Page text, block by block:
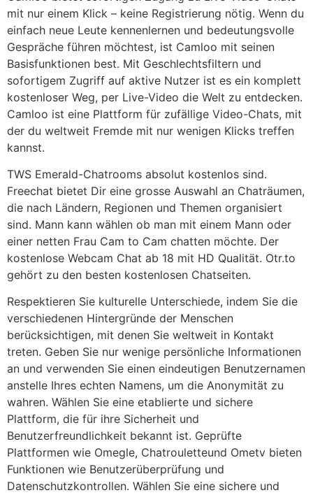
mit nur einem Klick – keine Registrierung nötig. Wenn du
einfach neue Leute kennenlernen und bedeutungsvolle
Gespräche führen möchtest, ist Camloo mit seinen
Basisfunktionen best. Mit Geschlechtsfiltern und
sofortigem Zugriff auf aktive Nutzer ist es ein komplett
kostenloser Weg, per Live-Video die Welt zu entdecken.
Camloo ist eine Plattform für zufällige Video-Chats, mit
der du weltweit Fremde mit nur wenigen Klicks treffen
kannst.
TWS Emerald-Chatrooms absolut kostenlos sind.
Freechat bietet Dir eine grosse Auswahl an Chaträumen,
die nach Ländern, Regionen und Themen organisiert
sind. Mann kann wählen ob man mit einem Mann oder
einer netten Frau Cam to Cam chatten möchte. Der
kostenlose Webcam Chat ab 18 mit HD Qualität. Otr.to
gehört zu den besten kostenlosen Chatseiten.
Respektieren Sie kulturelle Unterschiede, indem Sie die
verschiedenen Hintergründe der Menschen
berücksichtigen, mit denen Sie weltweit in Kontakt
treten. Geben Sie nur wenige persönliche Informationen
an und verwenden Sie einen eindeutigen Benutzernamen
anstelle Ihres echten Namens, um die Anonymität zu
wahren. Wählen Sie eine etablierte und sichere
Plattform, die für ihre Sicherheit und
Benutzerfreundlichkeit bekannt ist. Geprüfte
Plattformen wie Omegle, Chatrouletteund Ometv bieten
Funktionen wie Benutzerüberprüfung und
Datenschutzkontrollen. Wählen Sie eine sichere und